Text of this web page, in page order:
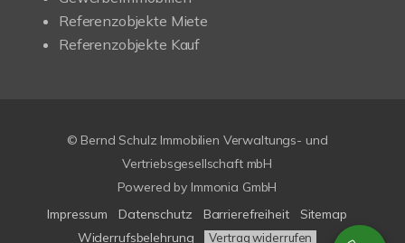
Referenzobjekte Miete
Referenzobjekte Kauf
© Bernd Schulz Immobilien Verwaltungs- und
Vertriebsgesellschaft mbH
Powered by Immonia GmbH
Impressum
Datenschutz Barrierefreiheit
Sitemap
Widerrufsbelehrung
Vertrag widerrufen